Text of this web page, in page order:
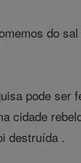
do
pode ser
cidade
destruída .